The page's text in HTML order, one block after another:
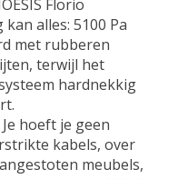
Florio
alles: 5100 Pa
met rubberen
terwijl het
hardnekkig
hoeft je geen
kabels, over
meubels,